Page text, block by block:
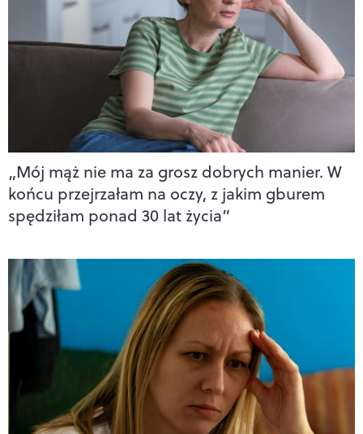
„Mój mąż nie ma za grosz dobrych manier. W
końcu przejrzałam na oczy, z jakim gburem
spędziłam ponad 30 lat życia”